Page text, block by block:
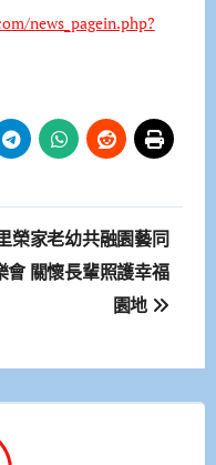
news_pagein.php?
榮家老幼共融園藝同
會 關懷長輩照護幸福
園地